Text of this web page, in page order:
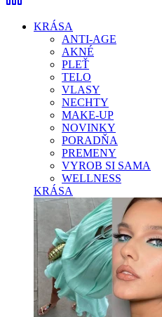
KRÁSA
ANTI-AGE
AKNÉ
PLEŤ
TELO
VLASY
NECHTY
MAKE-UP
NOVINKY
PORADŇA
PREMENY
VYROB SI SAMA
WELLNESS
KRÁSA